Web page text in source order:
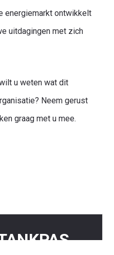
energiemarkt ontwikkelt
uitdagingen met zich
u weten wat dit
Neem gerust
graag met u mee.